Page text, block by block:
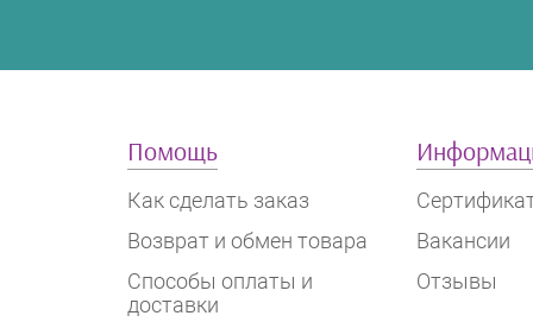
Лапки
Хвостики
Помощь
Как сделать заказ
Возврат и обмен товара
Способы оплаты и
доставки
Вакансии
Отзывы